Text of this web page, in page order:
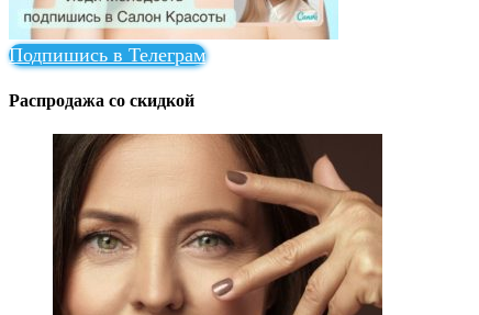
Подпишись в Телеграм
Распродажа со скидкой